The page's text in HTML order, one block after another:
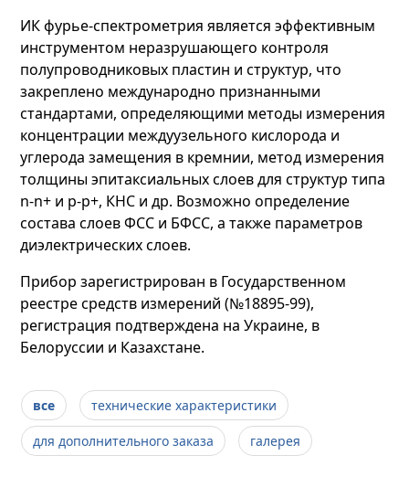
ИК фурье-спектрометрия является эффективным
инструментом неразрушающего контроля
полупроводниковых пластин и структур, что
закреплено международно признанными
стандартами, определяющими методы измерения
концентрации междуузельного кислорода и
углерода замещения в кремнии, метод измерения
толщины эпитаксиальных слоев для структур типа
n-n+ и p-p+, КНС и др. Возможно определение
состава слоев ФСС и БФСС, а также параметров
диэлектрических слоев.
Прибор зарегистрирован в Государственном
реестре средств измерений (№18895-99),
регистрация подтверждена на Украине, в
Белоруссии и Казахстане.
все технические характеристики
для дополнительного заказа галерея